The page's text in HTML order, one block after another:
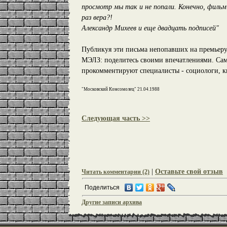
просмотр мы так и не попали. Конечно,
раз вера?!
Александр Михеев и еще двадцать подписей"
Публикуя эти письма непопавших на
МЭЛЗ: поделитесь своими впечатлениями.
прокомментируют специалисты - социологи,
"Московский Комсомолец" 21.04.1988
Следующая часть >>
Читать комментарии (2) Оставьте свой отзыв
Поделиться
Другие записи архива